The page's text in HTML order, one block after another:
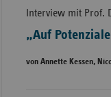
Interview mit Prof.
„Auf
von Annette Kessen,